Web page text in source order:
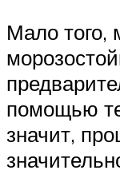
Мало
помощью
значит,